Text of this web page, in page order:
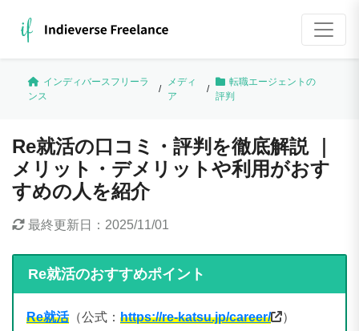
インディバースフリーラ
ンス
/
メディ
ア
/
転職エージェントの
評判
Re就活の口コミ・評判を徹底解説 ｜
メリット・デメリットや利用がおす
すめの人を紹介
最終更新日： 2025/11/01
Re就活のおすすめポイント
Re就活（公式： https://re-katsu.jp/career/
）